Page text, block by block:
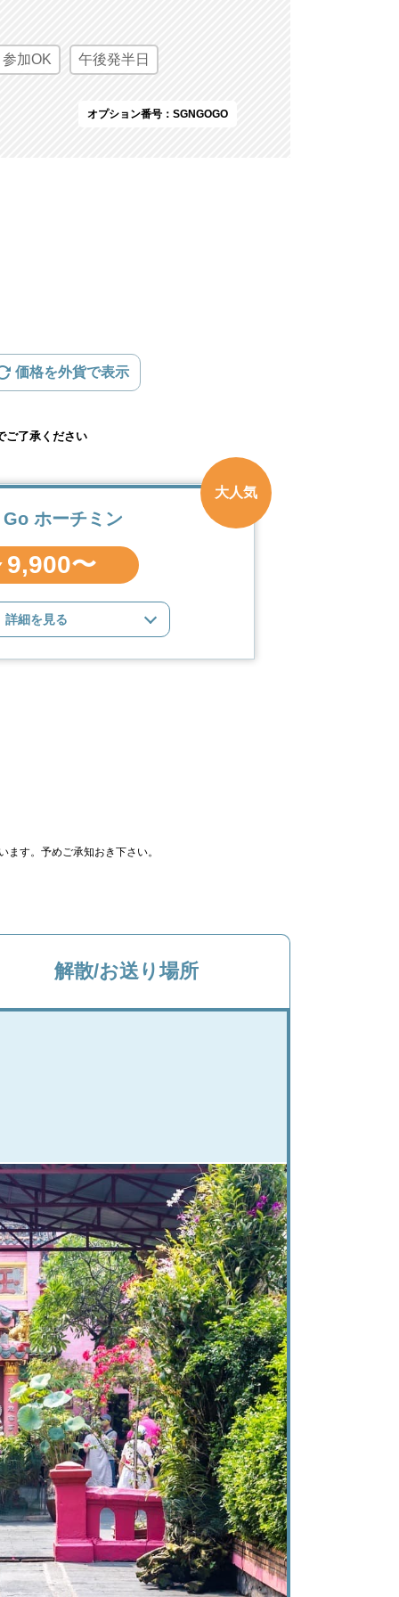
加OK 午後発半日
オプション番号：SGNGOGO
価格を外貨で表示
ご了承ください
大人気
ホーチミン
9,900〜
詳細を見る
す。予めご承知おき下さい。
解散/お送り場所